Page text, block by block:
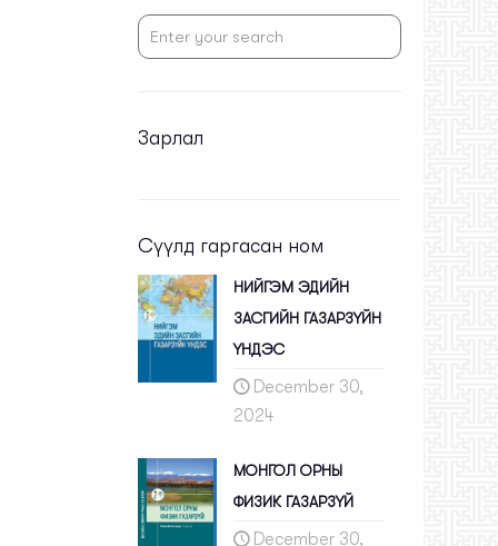
Зарлал
Сүүлд гаргасан ном
НИЙГЭМ ЭДИЙН
ЗАСГИЙН ГАЗАРЗҮЙН
ҮНДЭС
December 30,
2024
МОНГОЛ ОРНЫ
ФИЗИК ГАЗАРЗҮЙ
December 30,